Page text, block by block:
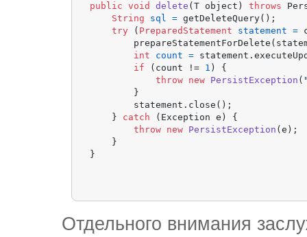
public
void delete (T object) throws
String
sql = getDeleteQuery();
try ( PreparedStatement statement =
int
count =
if (count != 1 ) {
throw new PersistException (
        }
        statement.close();
    }
catch (Exception e) {
throw new PersistException (e);
    }
Отдельного внимания